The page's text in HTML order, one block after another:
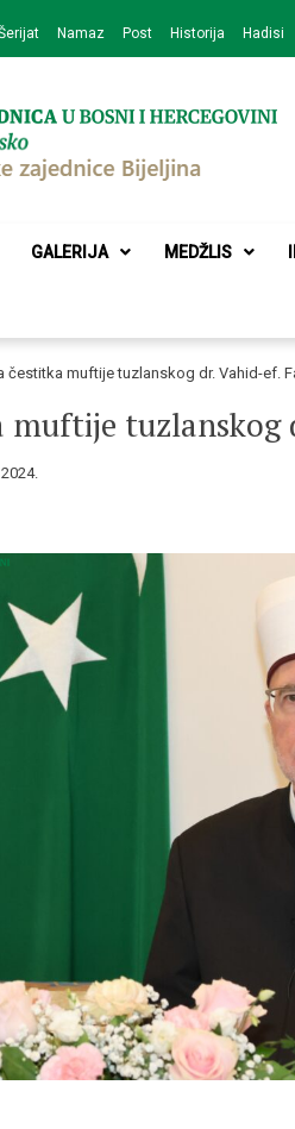
Namaz Post Historija Hadisi
GALERIJA MEDŽLIS
čestitka muftije tuzlanskog dr. Vahid-ef.
muftije tuzlanskog